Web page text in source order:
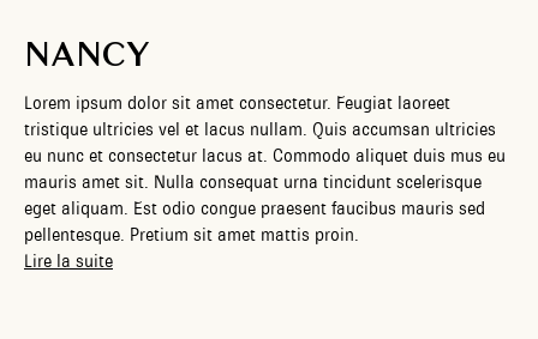
NANCY
Lorem ipsum dolor sit amet consectetur. Feugiat laoreet
tristique ultricies vel et lacus nullam. Quis accumsan ultricies
eu nunc et consectetur lacus at. Commodo aliquet duis mus eu
mauris amet sit. Nulla consequat urna tincidunt scelerisque
eget aliquam. Est odio congue praesent faucibus mauris sed
pellentesque. Pretium sit amet mattis proin.
Lire la suite